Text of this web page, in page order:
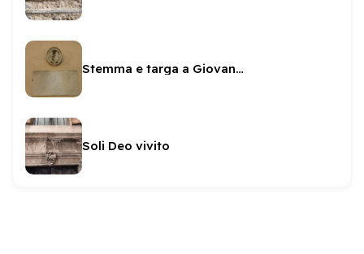
Stemma e targa a Giovan Battista Arnaldi
Soli Deo vivito